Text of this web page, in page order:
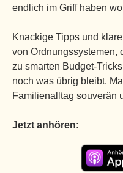
endlich im Griff haben
Knackige Tipps und
von Ordnungssystemen,
zu smarten Budget-
noch was übrig bleibt.
Familienalltag souverän
Jetzt anhören: